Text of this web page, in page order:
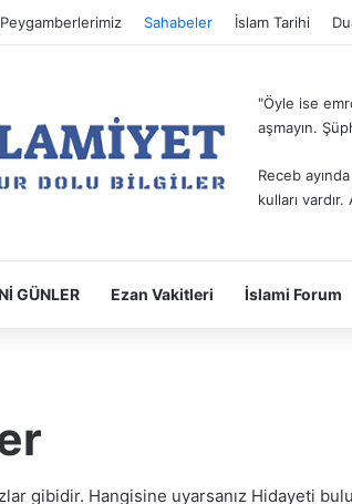
Peygamberlerimiz Sahabeler İslam Tarihi
"Öyle ise
aşmayın.
Receb
kulları
GÜNLER Ezan Vakitleri İslami Forum
gibidir. Hangisine uyarsanız Hidayeti